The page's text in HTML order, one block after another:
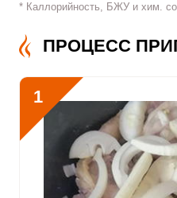
Витамин В12
Витамин С
Витамин D
* Каллорийность, БЖУ и хим.
ПРОЦЕСС
1